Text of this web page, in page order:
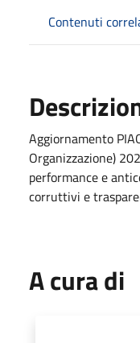
Contenuti
Aggiornamento
Organizzazione)
performance e
corruttivi e
A cura di